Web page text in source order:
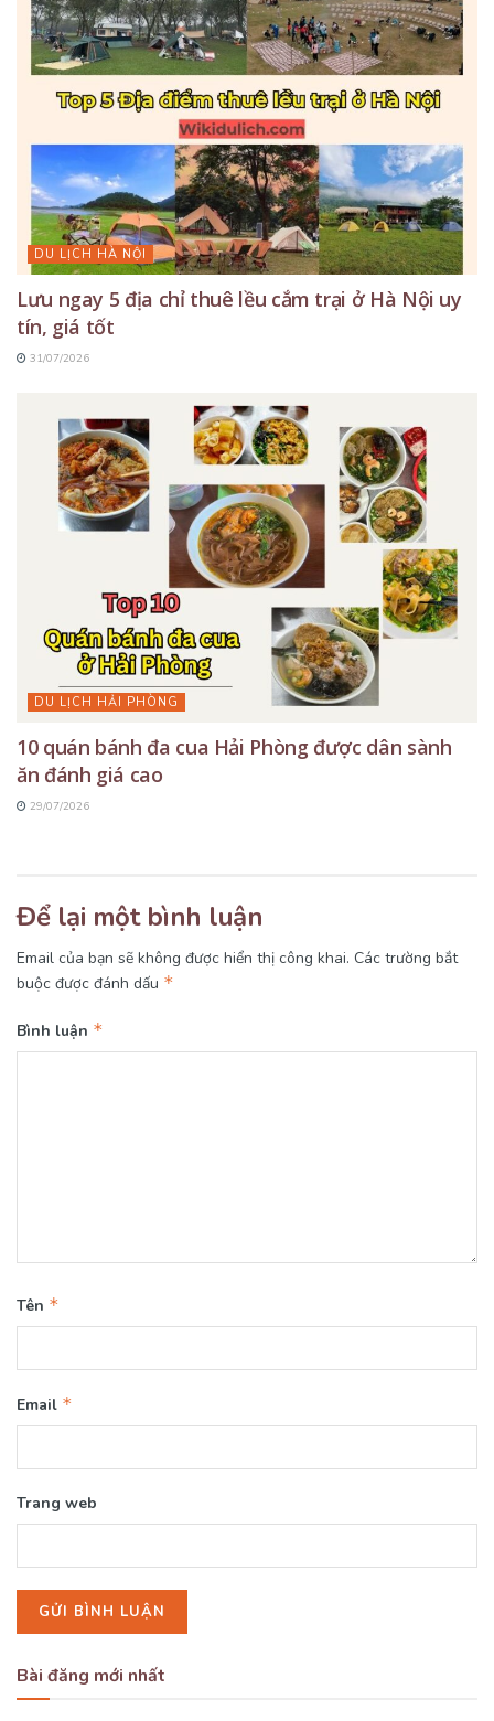
DU LỊCH HÀ NỘI
Lưu ngay 5 địa chỉ thuê lều cắm trại ở Hà Nội uy
tín, giá tốt
31/07/2026
DU LỊCH HẢI PHÒNG
10 quán bánh đa cua Hải Phòng được dân sành
ăn đánh giá cao
29/07/2026
Để lại một bình luận
Email của bạn sẽ không được hiển thị công khai. Các trường bắt
buộc được đánh dấu *
Bình luận *
Tên *
Email *
Trang web
Bài đăng mới nhất